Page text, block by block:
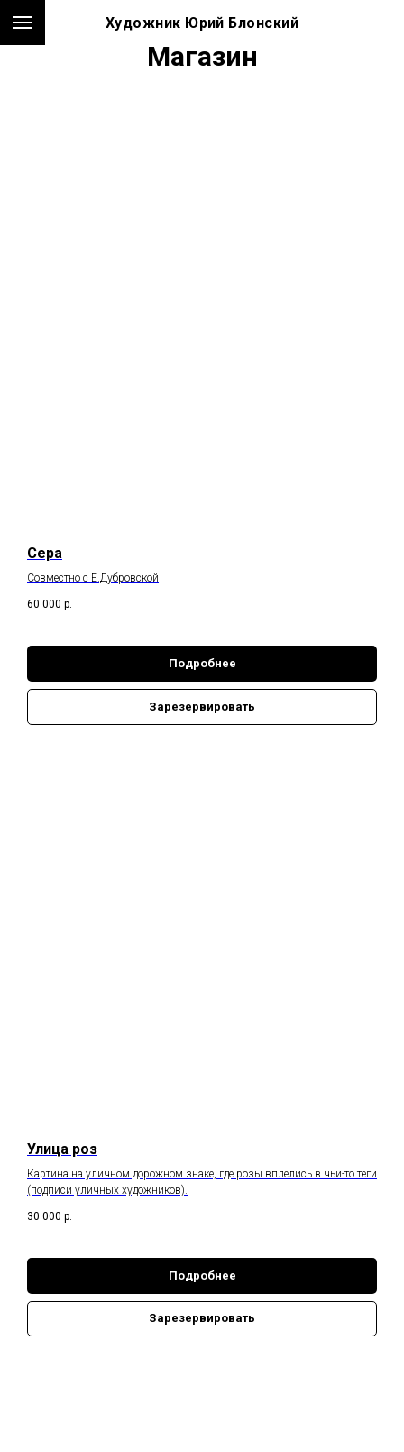
Художник Юрий Блонский
Магазин
Сера
Совместно с Е.Дубровской
60 000 р.
Подробнее
Зарезервировать
Улица роз
Картина на уличном дорожном знаке, где розы вплелись в чьи-то теги
(подписи уличных художников).
30 000 р.
Подробнее
Зарезервировать